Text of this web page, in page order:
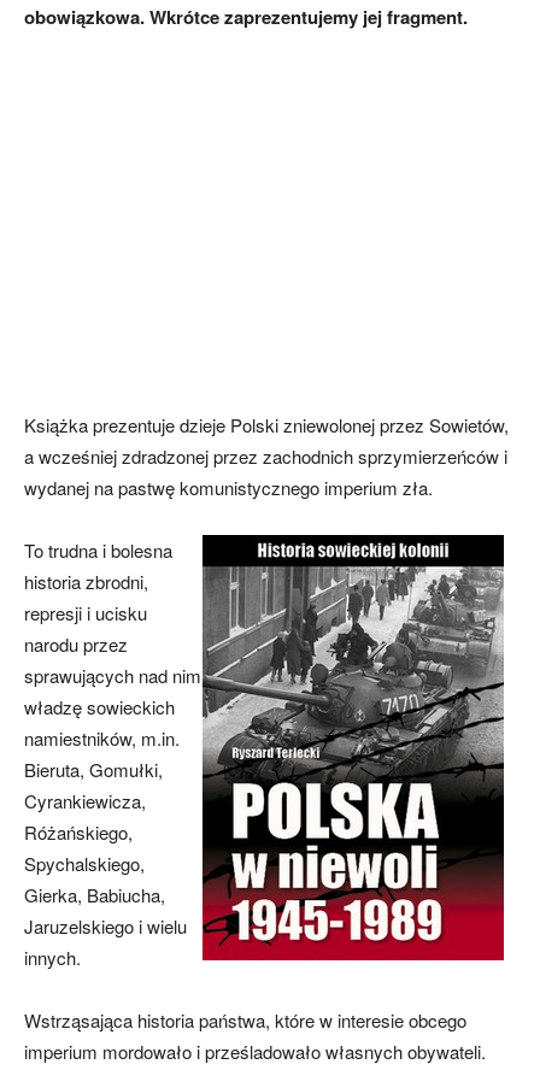
obowiązkowa. Wkrótce zaprezentujemy jej fragment.
Książka prezentuje dzieje Polski zniewolonej przez Sowietów,
a wcześniej zdradzonej przez zachodnich sprzymierzeńców i
wydanej na pastwę komunistycznego imperium zła.
To trudna i bolesna
historia zbrodni,
represji i ucisku
narodu przez
sprawujących nad nim
władzę sowieckich
namiestników, m.in.
Bieruta, Gomułki,
Cyrankiewicza,
Różańskiego,
Spychalskiego,
Gierka, Babiucha,
Jaruzelskiego i wielu
innych.
Wstrząsająca historia państwa, które w interesie obcego
imperium mordowało i prześladowało własnych obywateli.